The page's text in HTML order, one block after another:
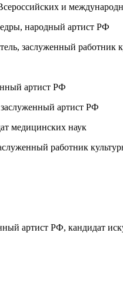
и
народный артист РФ
заслуженный работник
артист РФ
артист РФ
медицинских наук
работник
артист РФ, кандидат